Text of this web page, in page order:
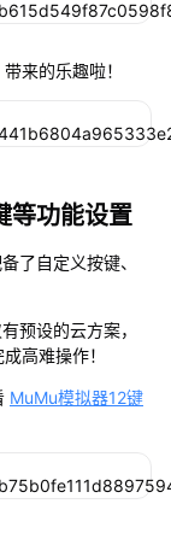
来的乐趣啦！
等功能设置
了自定义按键、
预设的云方案，
高难操作！
MuMu模拟器12键